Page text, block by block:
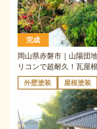
完成
岡山県赤磐市｜山陽団
リコンで超耐久！瓦屋
外壁塗装 屋根塗装